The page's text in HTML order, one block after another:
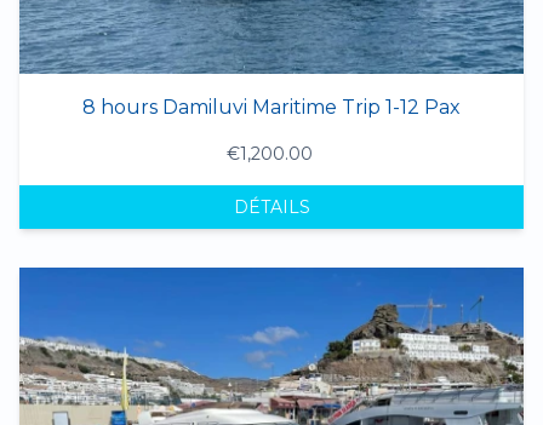
8 hours Damiluvi Maritime Trip 1-12 Pax
€1,200.00
DÉTAILS